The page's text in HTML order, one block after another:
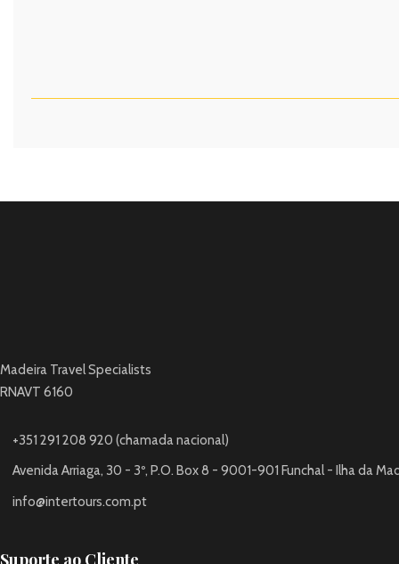
Madeira Travel Specialists
RNAVT 6160
+351 291 208 920 (chamada nacional)
Avenida Arriaga, 30 - 3º, P.O. Box 8 - 9001-901 Funchal - Ilha da
info@intertours.com.pt
Suporte ao Cliente